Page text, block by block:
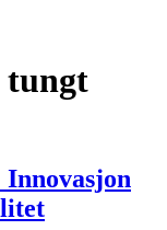
tungt